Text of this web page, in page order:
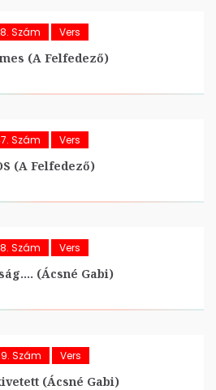
Szám Vers
(A Felfedező)
Szám Vers
(A Felfedező)
Szám Vers
(Ácsné Gabi)
Szám Vers
(Ácsné Gabi)